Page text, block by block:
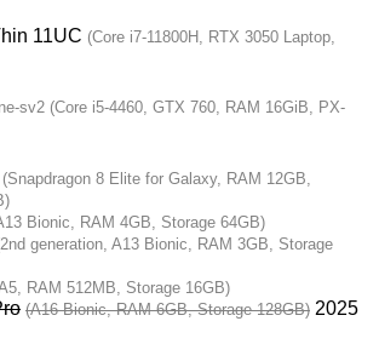
11UC (Core i7-11800H, RTX 3050 Laptop,
sv2 (Core i5-4460, GTX 760, RAM 16GiB, PX-
(Snapdragon 8 Elite for Galaxy, RAM 12GB,
Bionic, RAM 4GB, Storage 64GB)
generation, A13 Bionic, RAM 3GB, Storage
RAM 512MB, Storage 16GB)
(A16 Bionic, RAM 6GB, Storage 128GB) 2025